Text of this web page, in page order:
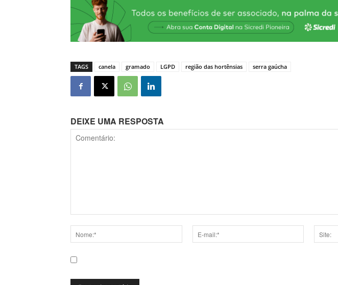
TAGS canela gramado LGPD região das hortênsias serra gaúcha
DEIXE UMA RESPOSTA